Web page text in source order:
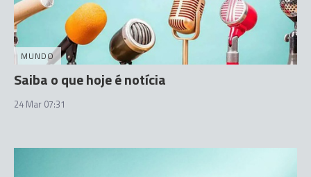
MUNDO
Saiba o que hoje é notícia
24 Mar 07:31